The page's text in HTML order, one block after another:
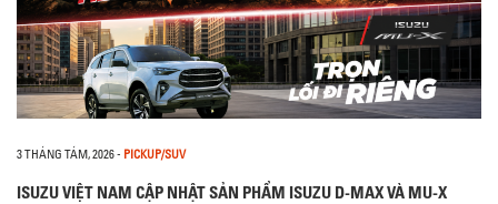
3 THÁNG TÁM, 2026- PICKUP/SUV
ISUZU VIỆT NAM CẬP NHẬT SẢN PHẨM ISUZU D-MAX VÀ MU-X